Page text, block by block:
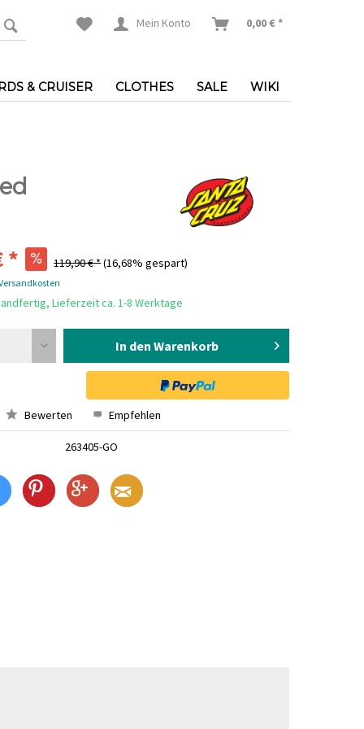
Mein Konto 0,00 € *
& CRUISER CLOTHES SALE WIKI
* 119,90 € *(16,68% gespart)
Lieferzeit ca. 1-8 Werktage
In den Warenkorb
Bewerten Empfehlen
263405-GO